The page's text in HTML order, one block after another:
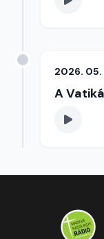
2026. 05.
A